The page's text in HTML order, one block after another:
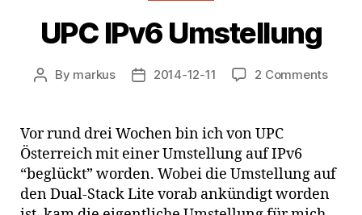
UPC IPv6 Umstellung
Post
By markus
Post2014-12-11 2 Commentson
Vor rund drei Wochen bin ich von UPC
Österreich mit einer Umstellung auf IPv6
“beglückt” worden. Wobei die Umstellung auf
den Dual-Stack Lite vorab ankündigt worden